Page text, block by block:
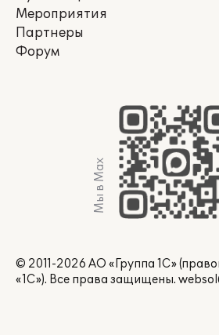
Мероприятия
Партнеры
Форум
Мы в Max
© 2011-2026 АО «Группа 1С»
«1С»). Все права защищены.